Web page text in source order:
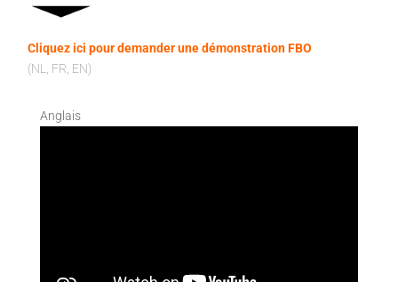
Cliquez ici pour demander une démonstration FBO
(NL, FR, EN)
Anglais